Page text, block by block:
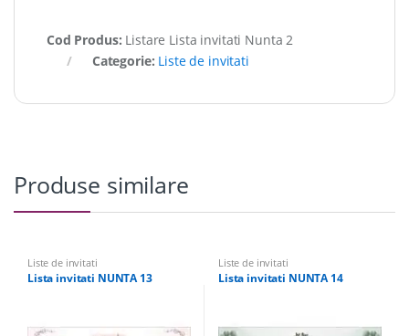
Cod Produs: Listare Lista invitati Nunta 2
Categorie: Liste de invitati
Produse similare
Liste de invitati
Lista invitati NUNTA 13
Liste de invitati
Lista invitati NUNTA 14